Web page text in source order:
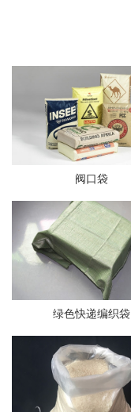
阀口袋
绿色快递编织袋